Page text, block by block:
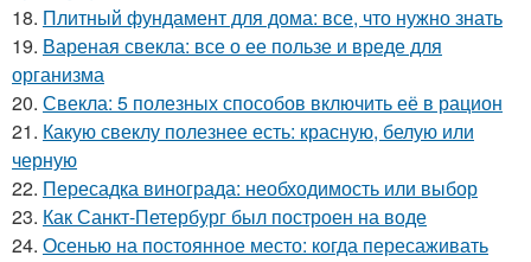
18. Плитный фундамент для дома: все, что нужно знать
19. Вареная свекла: все о ее пользе и вреде для
организма
20. Свекла: 5 полезных способов включить её в рацион
21. Какую свеклу полезнее есть: красную, белую или
черную
22. Пересадка винограда: необходимость или выбор
23. Как Санкт-Петербург был построен на воде
24. Осенью на постоянное место: когда пересаживать